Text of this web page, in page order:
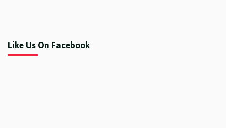
Like Us On Facebook